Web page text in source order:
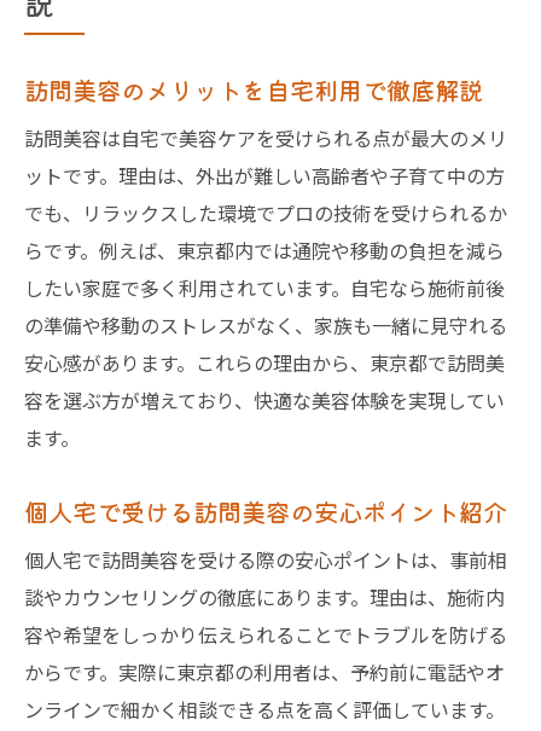
訪問美容のメリットを自宅利用で徹底解説
訪問美容は自宅で美容ケアを受けられる点が最大のメリ
ットです。理由は、外出が難しい高齢者や子育て中の方
でも、リラックスした環境でプロの技術を受けられるか
らです。例えば、東京都内では通院や移動の負担を減ら
したい家庭で多く利用されています。自宅なら施術前後
の準備や移動のストレスがなく、家族も一緒に見守れる
安心感があります。これらの理由から、東京都で訪問美
容を選ぶ方が増えており、快適な美容体験を実現してい
ます。
個人宅で受ける訪問美容の安心ポイント紹介
個人宅で訪問美容を受ける際の安心ポイントは、事前相
談やカウンセリングの徹底にあります。理由は、施術内
容や希望をしっかり伝えられることでトラブルを防げる
からです。実際に東京都の利用者は、予約前に電話やオ
ンラインで細かく相談できる点を高く評価しています。